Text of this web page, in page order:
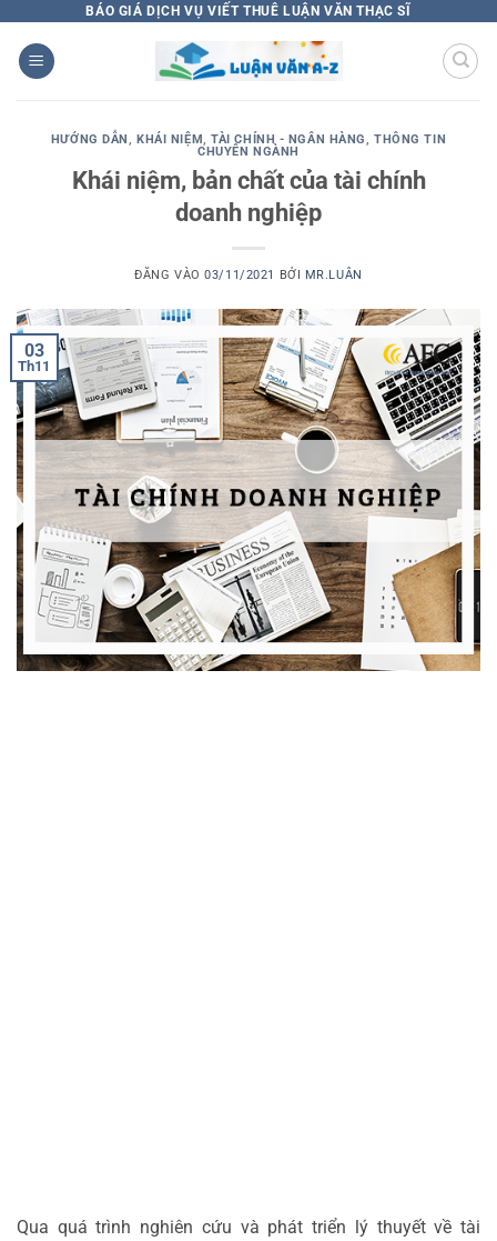
qua
nội
BÁO GIÁ DỊCH VỤ VIẾT THUÊ LUẬN VĂN THẠC SĨ
HƯỚNG DẪN,KHÁI NIỆM,TÀI CHÍNH - NGÂN HÀNG,THÔNG TIN
CHUYÊN NGÀNH
Khái niệm, bản chất của tài chính
doanh nghiệp
ĐĂNG VÀO03/11/2021 BỞI MR.LUÂN
03
Th11
Qua quá trình nghiên cứu và phát triển lý thuyết về tài